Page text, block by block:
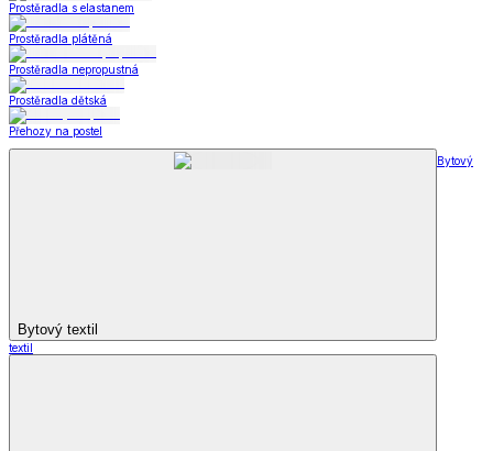
Prostěradla s elastanem
Prostěradla plátěná
Prostěradla nepropustná
Prostěradla dětská
Přehozy na postel
Bytový textil
Bytový
textil